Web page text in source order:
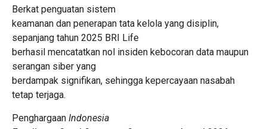
Berkat penguatan sistem
keamanan dan penerapan tata kelola yang disiplin,
sepanjang tahun 2025 BRI Life
berhasil mencatatkan nol insiden kebocoran data maupun
serangan siber yang
berdampak signifikan, sehingga kepercayaan nasabah
tetap terjaga.
Penghargaan Indonesia